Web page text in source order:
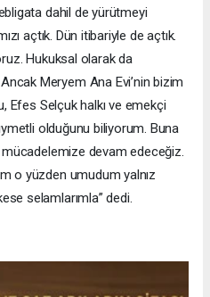
dahil de yürütmeyi
açtık. Dün itibariyle de açtık.
Hukuksal olarak da
Meryem Ana Evi’nin bizim
Efes Selçuk halkı ve emekçi
olduğunu biliyorum. Buna
devam edeceğiz.
o yüzden umudum yalnız
selamlarımla” dedi.